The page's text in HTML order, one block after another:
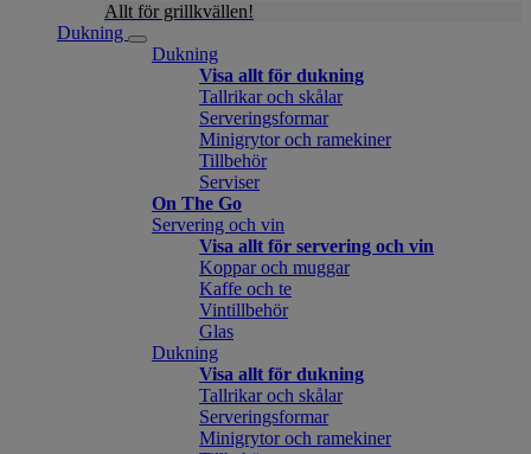
Allt för grillkvällen!
Dukning
Dukning
Visa allt för dukning
Tallrikar och skålar
Serveringsformar
Minigrytor och ramekiner
Tillbehör
Serviser
On The Go
Servering och vin
Visa allt för servering och vin
Koppar och muggar
Kaffe och te
Vintillbehör
Glas
Dukning
Visa allt för dukning
Tallrikar och skålar
Serveringsformar
Minigrytor och ramekiner